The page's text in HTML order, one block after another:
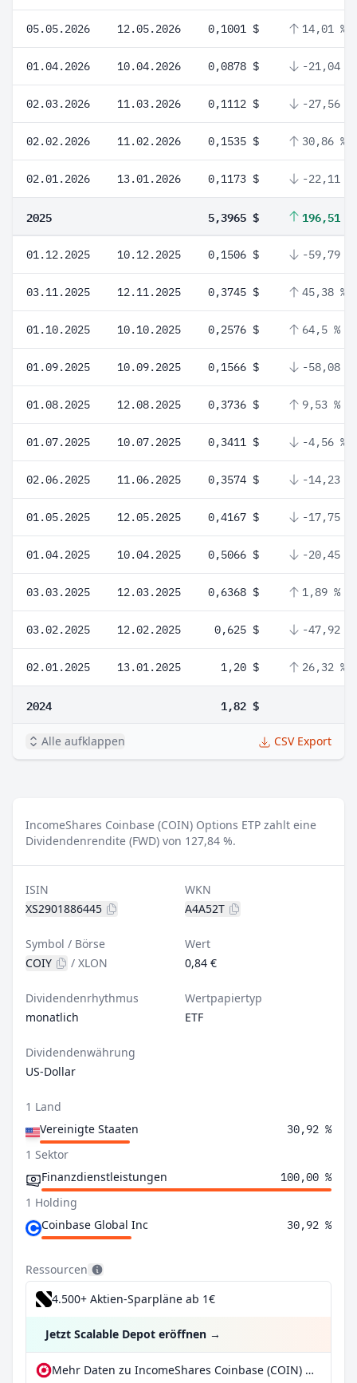
05.05.2026 12.05.2026 0,1001 $ 14,01 %
01.04.2026 10.04.2026 0,0878 $ -21,04 %
02.03.2026 11.03.2026 0,1112 $ -27,56 %
02.02.2026 11.02.2026 0,1535 $ 30,86 %
02.01.2026 13.01.2026 0,1173 $ -22,11 %
2025 5,3965 $ 196,51 %
01.12.2025 10.12.2025 0,1506 $ -59,79 %
03.11.2025 12.11.2025 0,3745 $ 45,38 %
01.10.2025 10.10.2025 0,2576 $ 64,5 %
01.09.2025 10.09.2025 0,1566 $ -58,08 %
01.08.2025 12.08.2025 0,3736 $ 9,53 %
01.07.2025 10.07.2025 0,3411 $ -4,56 %
02.06.2025 11.06.2025 0,3574 $ -14,23 %
01.05.2025 12.05.2025 0,4167 $ -17,75 %
01.04.2025 10.04.2025 0,5066 $ -20,45 %
03.03.2025 12.03.2025 0,6368 $ 1,89 %
03.02.2025 12.02.2025 0,625 $ -47,92 %
02.01.2025 13.01.2025 1,20 $ 26,32 %
2024 1,82 $
Alle aufklappen CSV Export
IncomeShares Coinbase (COIN) Options ETP zahlt eine
Dividendenrendite (FWD) von 127,84 %.
ISIN
XS2901886445
WKN
A4A52T
Symbol / Börse
COIY
/ XLON
Wert
0,84 €
Dividendenrhythmus
monatlich
Wertpapiertyp
ETF
Dividendenwährung
US-Dollar
1 Land
Vereinigte Staaten
30,92 %
1 Sektor
Finanzdienstleistungen
100,00 %
1 Holding
Coinbase Global Inc
30,92 %
Ressourcen
4.500+ Aktien-Sparpläne ab 1€
Jetzt Scalable Depot eröffnen →
Mehr Daten zu IncomeShares Coinbase (COIN) Options ETP bei extraETF